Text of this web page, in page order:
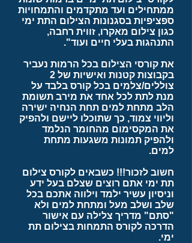
ממתחילים ועד מתקדמים והתמחויות
ספציפיות בסגנונות הצילום התת ימי
כגון צילום מאקרו, זווית רחבה,
התנהגות בעלי חיים ועוד".
את קורסי הצילום בכל הרמות נעביר
בקבוצות קטנות ואישיות של 2
צוללים/צלמים בכל קורס בלבד על
מנת לתת לכל אחד את מירב תשומת
הלב מתחת למים תחת הנחיה ישירה
וליווי צמוד, כך שתוכלו ליישם ולהפיק
את המקסימום מהחומר הנלמד
ולהפיק תמונות משגעות מתחת
למים.
חשוב לזכור!!! כשבאים לקורס צילום
תת ימי אתם רוצים שצלם בעל ידע
וניסיון עשיר ילמד וילווה אתכם בכל
שלב ושלב מעל ומתחת למים ולא
"סתם" מדריך צלילה עם אישור
הדרכה לקורס התמחות בצילום תת
ימי.